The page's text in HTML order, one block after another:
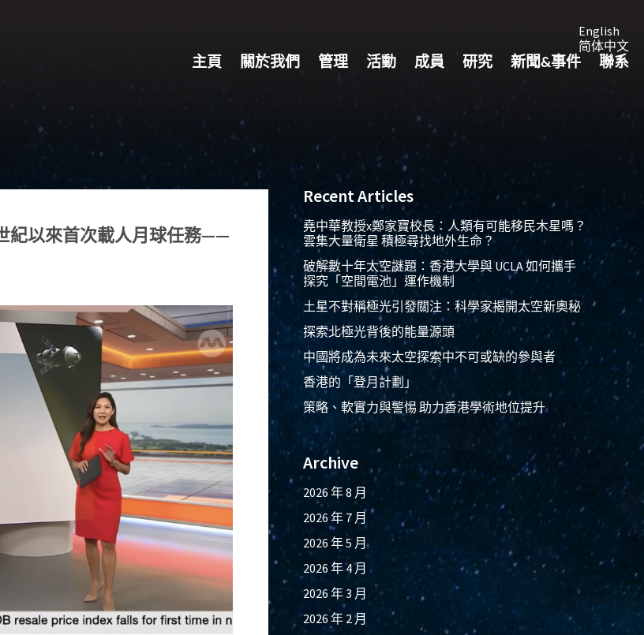
English
简体中文
主頁 關於我們 管理 活動 成員 研究 新聞&事件 聯系
紀以來首次載人月球任務——
Recent Articles
堯中華教授x鄭家寶校長：人類有可能移民木星嗎？
雲集大量衛星 積極尋找地外生命？
破解數十年太空謎題：香港大學與 UCLA 如何攜手
探究「空間電池」運作機制
土星不對稱極光引發關注：科學家揭開太空新奧秘
探索北極光背後的能量源頭
中國將成為未來太空探索中不可或缺的參與者
香港的「登月計劃」
策略、軟實力與警惕 助力香港學術地位提升
Archive
2026 年 8 月
2026 年 7 月
2026 年 5 月
2026 年 4 月
2026 年 3 月
2026 年 2 月